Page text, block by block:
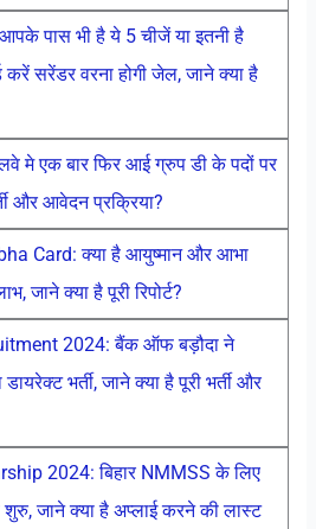
पास भी है ये 5 चीजें या इतनी है
करें सरेंडर वरना होगी जेल, जाने क्या है
मे एक बार फिर आई ग्रुप डी के पदों पर
और आवेदन प्रक्रिया?
Card: क्या है आयुष्मान और आभा
जाने क्या है पूरी रिपोर्ट?
2024: बैंक ऑफ बड़ौदा ने
डायरेक्ट भर्ती, जाने क्या है पूरी भर्ती और
2024: बिहार NMMSS के लिए
जाने क्या है अप्लाई करने की लास्ट